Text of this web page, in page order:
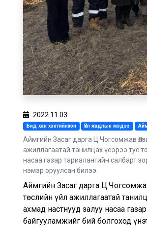
2022.11.03
Бид хан хэнтийнхэн Үйл явдлын мэдээ
Аймгийн Засаг дарга Ц.Чогсомжав
ажиллагаатай танилцах үеэрээ тус
насаа газар тариалангийн салбарт
нэмэр оруулсан билээ.
Аймгийн Засаг дарга
төслийн үйл ажиллагаатай
ахмад настнууд залуу насаа
байгууламжийг бий болгоход